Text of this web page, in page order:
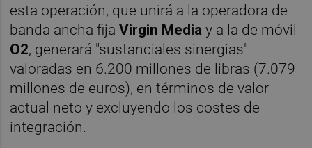
esta operación, que unirá a la operadora de
banda ancha fijaVirgin Media y a la de móvil
O2, generará "sustanciales sinergias"
valoradas en 6.200 millones de libras (7.079
millones de euros), en términos de valor
actual neto y excluyendo los costes de
integración.